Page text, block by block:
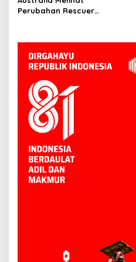
Perubahan Rescuer